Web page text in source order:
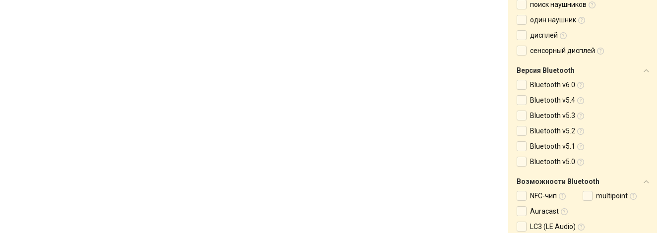
поиск наушников
один наушник
дисплей
сенсорный дисплей
Версия Bluetooth
Bluetooth v6.0
Bluetooth v5.4
Bluetooth v5.3
Bluetooth v5.2
Bluetooth v5.1
Bluetooth v5.0
Возможности Bluetooth
NFC-чип
multipoint
Auracast
LC3 (LE Audio)